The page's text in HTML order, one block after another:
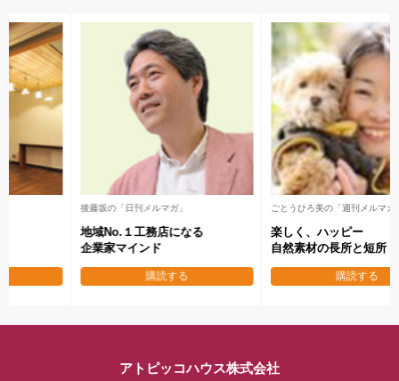
メールセミナー 全7回
本物の家を作り秘訣
後藤坂の「日刊メルマガ」
地域No.１工務店になる
企業家マインド
アトピッコハウス株式会社